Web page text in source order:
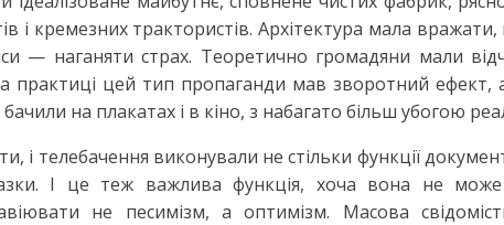
і кремезних трактористів. Архітектура мала
— наганяти страх. Теоретично громадяни мали
практиці цей тип пропаганди мав зворотний
на плакатах і в кіно, з набагато більш убогою
і телебачення виконували не стільки функції
І це теж важлива функція, хоча вона не
не песимізм, а оптимізм. Масова